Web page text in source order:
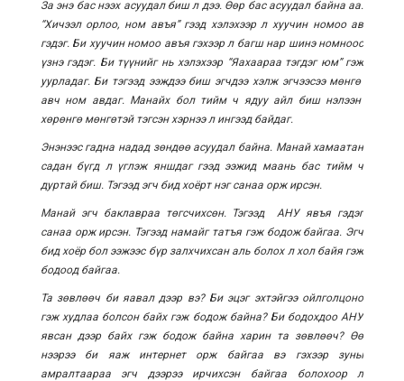
За энэ бас нээх асуудал биш л дээ. Өөр бас асуудал байна аа.
“Хичээл орлоо, ном авъя” гээд хэлэхээр л хуучин номоо ав
гэдэг. Би хуучин номоо авъя гэхээр л багш нар шинэ номноос
үзнэ гэдэг. Би түүнийг нь хэлэхээр “Яахаараа тэгдэг юм” гэж
уурладаг. Би тэгээд ээждээ биш эгчдээ хэлж эгчээсээ мөнгө
авч ном авдаг. Манайх бол тийм ч ядуу айл биш нэлээн
хөрөнгө мөнгөтэй тэгсэн хэрнээ л ингээд байдаг.
Энэнээс гадна надад зөндөө асуудал байна. Манай хамаатан
садан бүгд л үглэж яншдаг гээд ээжид маань бас тийм ч
дуртай биш. Тэгээд эгч бид хоёрт нэг санаа орж ирсэн.
Манай эгч баклавраа төгсчихсөн. Тэгээд АНУ явъя гэдэг
санаа орж ирсэн. Тэгээд намайг татъя гэж бодож байгаа. Эгч
бид хоёр бол ээжээс бүр залхчихсан аль болох л хол байя гэж
бодоод байгаа.
Та зөвлөөч би яавал дээр вэ? Би эцэг эхтэйгээ ойлголцоно
гэж худлаа болсон байх гэж бодож байна? Би бодохдоо АНУ
явсан дээр байх гэж бодож байна харин та зөвлөөч? Өө
нээрээ би яаж интернет орж байгаа вэ гэхээр зуны
амралтаараа эгч дээрээ ирчихсэн байгаа болохоор л